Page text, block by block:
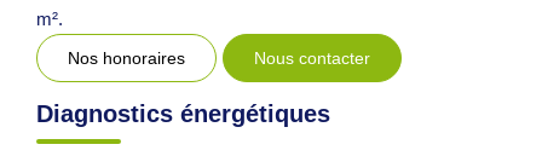
m².
Nos honoraires Nous contacter
Diagnostics énergétiques